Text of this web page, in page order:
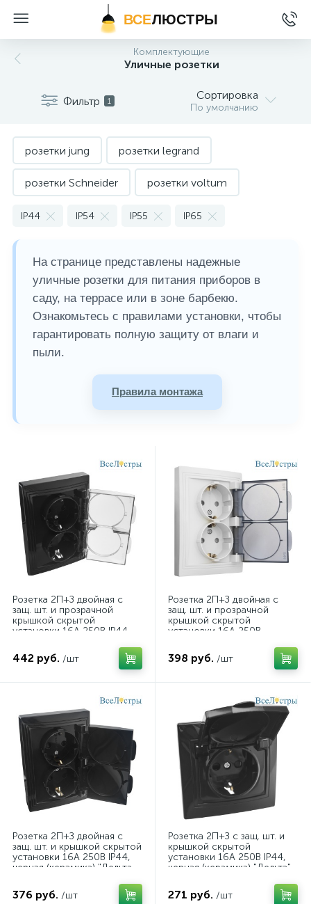
ВСЕЛЮСТРЫ
Комплектующие
Уличные розетки
Фильтр 1 Сортировка
По умолчанию
розетки jung розетки legrand
розетки Schneider розетки voltum
розетки черного цвета уличные розетки
IP44 IP54 IP55 IP65
На странице представлены надежные
уличные розетки для питания приборов в
саду, на террасе или в зоне барбекю.
Ознакомьтесь с правилами установки, чтобы
гарантировать полную защиту от влаги и
пыли.
Правила монтажа
Розетка 2П+З двойная с
защ. шт. и прозрачной
крышкой скрытой
установки 16А 250В IP44,
442 руб. /шт
Розетка 2П+З двойная с
защ. шт. и прозрачной
крышкой скрытой
установки 16А 250В
398 руб. /шт
Розетка 2П+З двойная с
защ. шт. и крышкой скрытой
установки 16А 250В IP44,
черная (керамика) "Дельта
376 руб. /шт
Розетка 2П+З с защ. шт. и
крышкой скрытой
установки 16А 250В IP44,
черная (керамика) "Дельта"
271 руб. /шт